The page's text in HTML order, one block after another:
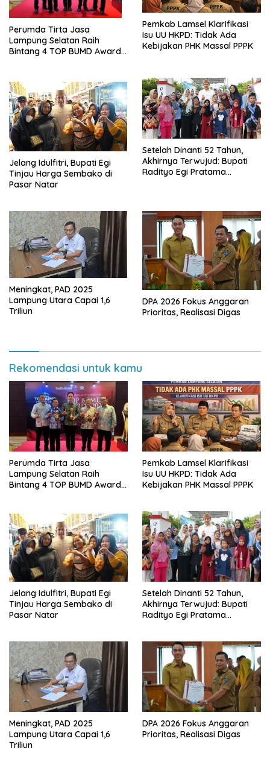
Perumda Tirta Jasa
Lampung Selatan Raih
Bintang 4 TOP BUMD Awards
Pemkab Lamsel Klarifikasi
Isu UU HKPD: Tidak Ada
Kebijakan PHK Massal PPPK
Jelang Idulfitri, Bupati Egi
Tinjau Harga Sembako di
Pasar Natar
Setelah Dinanti 52 Tahun,
Akhirnya Terwujud: Bupati
Radityo Egi Pratama
Meningkat, PAD 2025
Lampung Utara Capai 1,6
Triliun
DPA 2026 Fokus Anggaran
Prioritas, Realisasi Digas
Rekomendasi untuk kamu
Perumda Tirta Jasa
Lampung Selatan Raih
Bintang 4 TOP BUMD Awards
Pemkab Lamsel Klarifikasi
Isu UU HKPD: Tidak Ada
Kebijakan PHK Massal PPPK
Jelang Idulfitri, Bupati Egi
Tinjau Harga Sembako di
Pasar Natar
Setelah Dinanti 52 Tahun,
Akhirnya Terwujud: Bupati
Radityo Egi Pratama
Meningkat, PAD 2025
Lampung Utara Capai 1,6
Triliun
DPA 2026 Fokus Anggaran
Prioritas, Realisasi Digas